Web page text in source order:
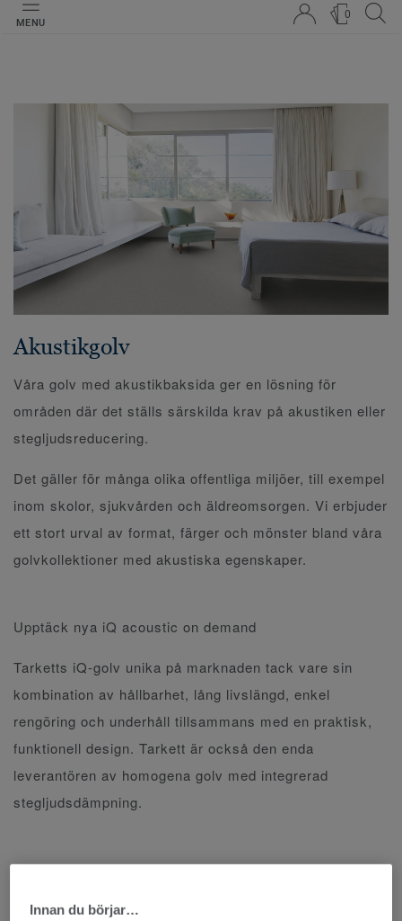
MENU
0
Akustikgolv
Våra golv med akustikbaksida ger en lösning för
områden där det ställs särskilda krav på akustiken eller
stegljudsreducering.
Det gäller för många olika offentliga miljöer, till exempel
inom skolor, sjukvården och äldreomsorgen. Vi erbjuder
ett stort urval av format, färger och mönster bland våra
golvkollektioner med akustiska egenskaper.
Upptäck nya iQ acoustic on demand
Tarketts iQ-golv unika på marknaden tack vare sin
kombination av hållbarhet, lång livslängd, enkel
rengöring och underhåll tillsammans med en praktisk,
funktionell design. Tarkett är också den enda
leverantören av homogena golv med integrerad
stegljudsdämpning.
alla färger och mönster i kollektionerna iQ Eminent, iQ
Innan du börjar…